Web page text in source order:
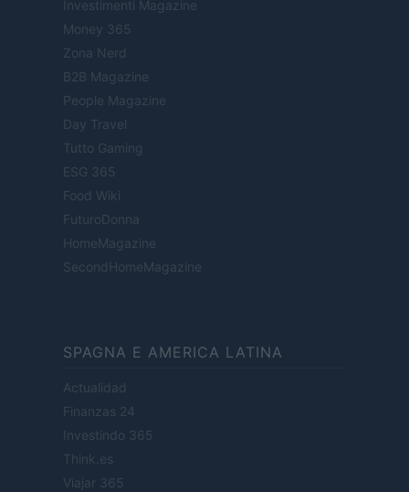
Investimenti Magazine
Money 365
Zona Nerd
B2B Magazine
People Magazine
Day Travel
Tutto Gaming
ESG 365
Food Wiki
FuturoDonna
HomeMagazine
SecondHomeMagazine
SPAGNA E AMERICA LATINA
Actualidad
Finanzas 24
Investindo 365
Think.es
Viajar 365